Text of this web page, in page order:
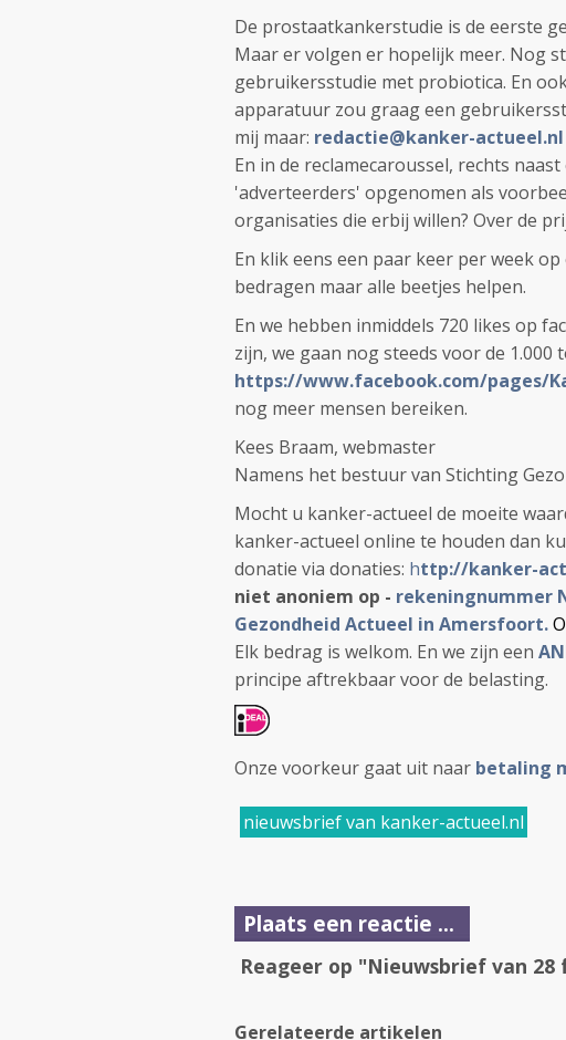
De prostaatkankerstudie is de eerste
Maar er volgen er hopelijk meer. Nog
gebruikersstudie met probiotica. En
apparatuur zou graag een
mij maar: redactie@kanker-actueel.nl
En in de reclamecaroussel, rechts
'adverteerders' opgenomen als
organisaties die erbij willen? Over de
En klik eens een paar keer per week
bedragen maar alle beetjes helpen.
En we hebben inmiddels 720 likes op
zijn, we gaan nog steeds voor de 1.000
https://www.facebook.com/pages/
nog meer mensen bereiken.
Kees Braam, webmaster
Namens het bestuur van Stichting
Mocht u kanker-actueel de moeite
kanker-actueel online te houden dan
donatie via donaties: http://kanker-
niet anoniem op - rekeningnummer
Gezondheid Actueel in Amersfoort.
Elk bedrag is welkom. En we zijn een
principe aftrekbaar voor de belasting.
Onze voorkeur gaat uit naar betaling
nieuwsbrief van kanker-actueel.nl
Plaats een reactie ...
Reageer op "Nieuwsbrief van
Gerelateerde artikelen